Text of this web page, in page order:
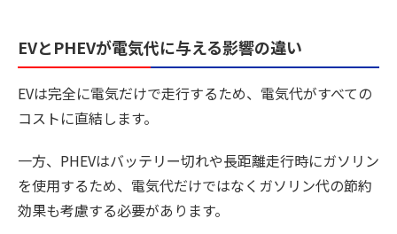
EVとPHEVが電気代に与える影響の違い
EVは完全に電気だけで走行するため、電気代がすべての
コストに直結します。
一方、PHEVはバッテリー切れや長距離走行時にガソリン
を使用するため、電気代だけではなくガソリン代の節約
効果も考慮する必要があります。